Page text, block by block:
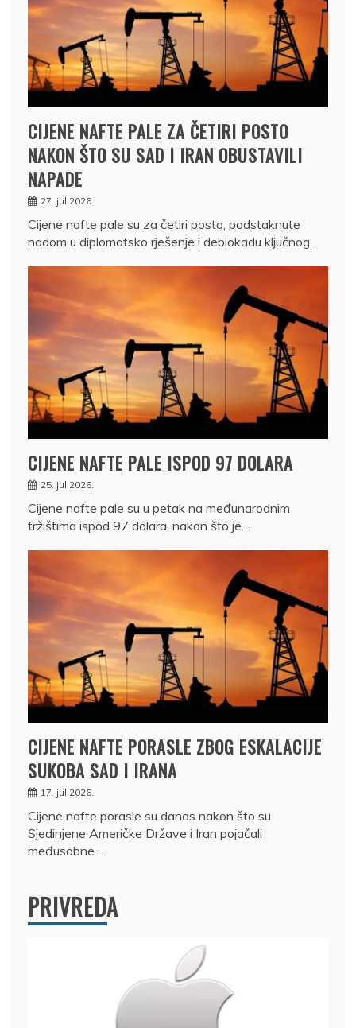
CIJENE NAFTE PALE ZA ČETIRI POSTO
NAKON ŠTO SU SAD I IRAN OBUSTAVILI
NAPADE
27. jul 2026.
Cijene nafte pale su za četiri posto, podstaknute
nadom u diplomatsko rješenje i deblokadu ključnog…
CIJENE NAFTE PALE ISPOD 97 DOLARA
25. jul 2026.
Cijene nafte pale su u petak na međunarodnim
tržištima ispod 97 dolara, nakon što je…
CIJENE NAFTE PORASLE ZBOG ESKALACIJE
SUKOBA SAD I IRANA
17. jul 2026.
Cijene nafte porasle su danas nakon što su
Sjedinjene Američke Države i Iran pojačali
međusobne…
PRIVREDA